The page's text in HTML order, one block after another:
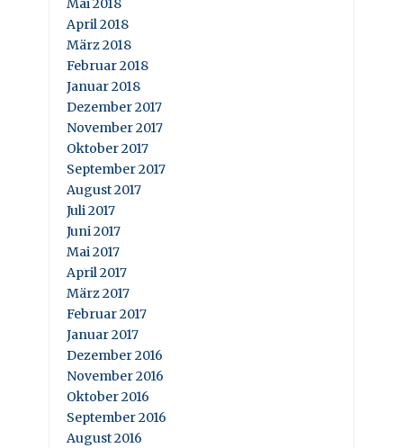
Mai 2018
April 2018
März 2018
Februar 2018
Januar 2018
Dezember 2017
November 2017
Oktober 2017
September 2017
August 2017
Juli 2017
Juni 2017
Mai 2017
April 2017
März 2017
Februar 2017
Januar 2017
Dezember 2016
November 2016
Oktober 2016
September 2016
August 2016